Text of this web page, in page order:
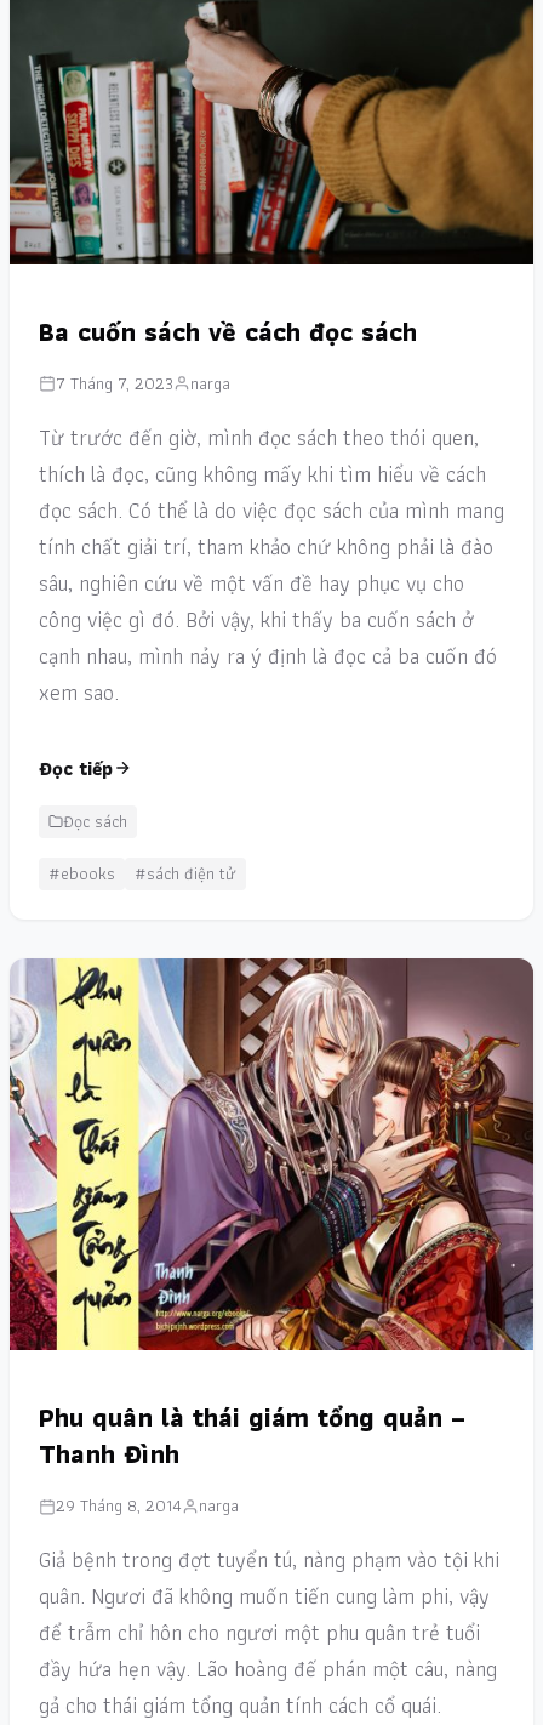
Ba cuốn sách về cách đọc sách
7 Tháng 7, 2023 narga
Từ trước đến giờ, mình đọc sách theo thói quen,
thích là đọc, cũng không mấy khi tìm hiểu về cách
đọc sách. Có thể là do việc đọc sách của mình mang
tính chất giải trí, tham khảo chứ không phải là đào
sâu, nghiên cứu về một vấn đề hay phục vụ cho
công việc gì đó. Bởi vậy, khi thấy ba cuốn sách ở
cạnh nhau, mình nảy ra ý định là đọc cả ba cuốn đó
xem sao.
Đọc tiếp
Đọc sách
#ebooks
#sách điện tử
Phu quân là thái giám tổng quản –
Thanh Đình
29 Tháng 8, 2014 narga
Giả bệnh trong đợt tuyển tú, nàng phạm vào tội khi
quân. Ngươi đã không muốn tiến cung làm phi, vậy
để trẫm chỉ hôn cho ngươi một phu quân trẻ tuổi
đầy hứa hẹn vậy. Lão hoàng đế phán một câu, nàng
gả cho thái giám tổng quản tính cách cổ quái.